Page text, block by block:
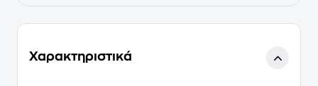
Χαρακτηριστικά